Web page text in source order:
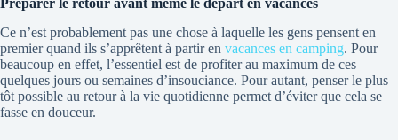
Préparer le retour avant même le départ en vacances
Ce n’est probablement pas une chose à laquelle les gens pensent en
premier quand ils s’apprêtent à partir en vacances en camping. Pour
beaucoup en effet, l’essentiel est de profiter au maximum de ces
quelques jours ou semaines d’insouciance. Pour autant, penser le plus
tôt possible au retour à la vie quotidienne permet d’éviter que cela se
fasse en douceur.